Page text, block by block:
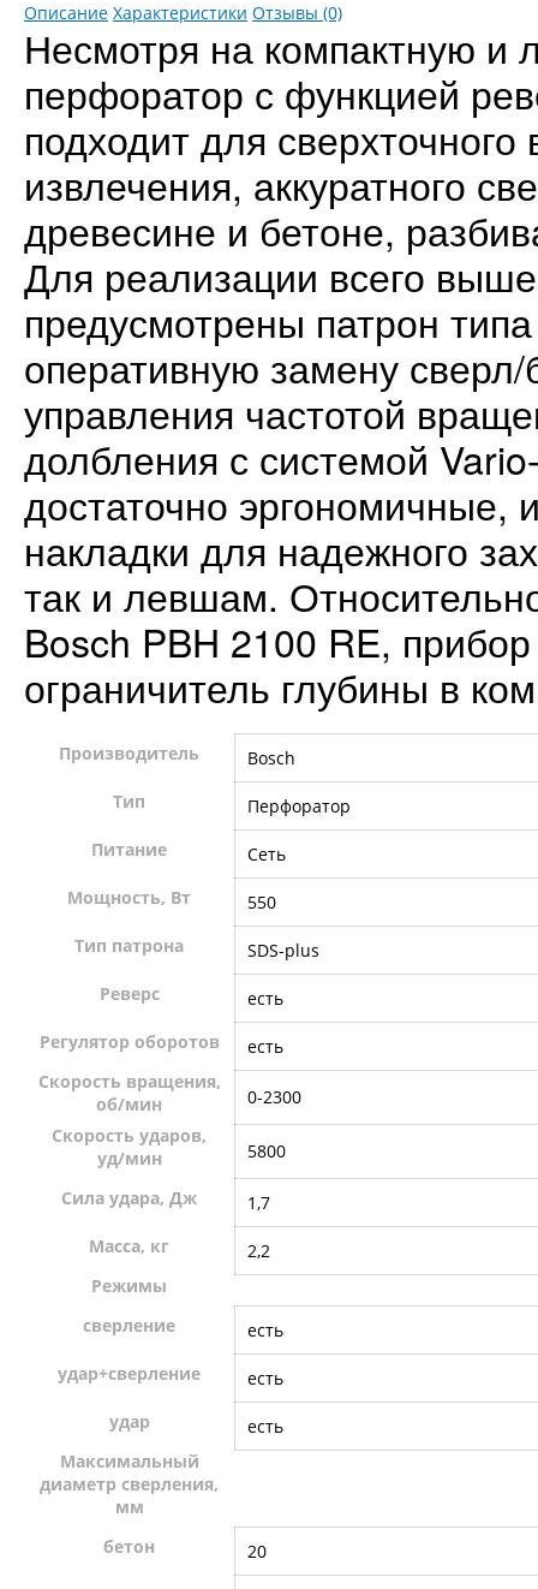
Описание Характеристики Отзывы (0)
Несмотря на компактную и
перфоратор с функцией
подходит для
извлечения, аккуратного
древесине и бетоне,
Для реализации всего
предусмотрены патрон
оперативную замену
управления частотой
долбления с системой
достаточно эргономичные,
накладки для надежного
так и левшам.
Bosch PBH 2100 RE,
ограничитель глубины в
Производитель
Bosch
Тип
Перфоратор
Питание
Сеть
Мощность, Вт
550
Тип патрона
SDS-plus
Реверс
есть
Регулятор оборотов
есть
Скорость вращения,
об/мин
0-2300
Скорость ударов,
уд/мин
5800
Сила удара, Дж
1,7
Масса, кг
2,2
Режимы
сверление
есть
удар+сверление
есть
удар
есть
Максимальный
диаметр сверления,
мм
бетон
20